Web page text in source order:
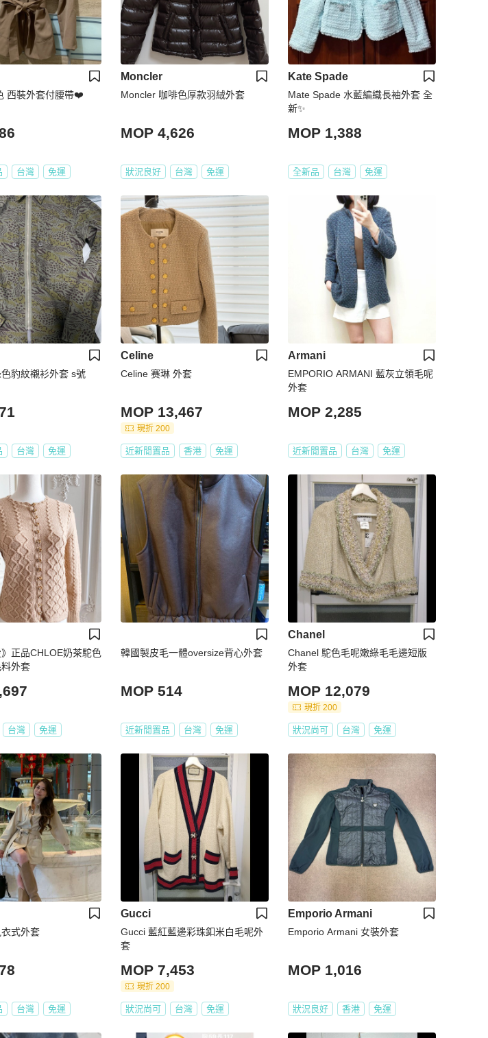
西裝外套付腰帶❤️
台灣 免運
Moncler
Moncler 咖啡色厚款羽絨外套
MOP 4,626
狀況良好 台灣 免運
Kate Spade
Mate Spade 水藍編織長袖外套 全
新✨
MOP 1,388
全新品 台灣 免運
豹紋襯衫外套 s號
台灣 免運
Celine
Celine 赛琳 外套
MOP 13,467
現折 200
近新閒置品 香港 免運
Armani
EMPORIO ARMANI 藍灰立領毛呢
外套
MOP 2,285
近新閒置品 台灣 免運
》正品CHLOE奶茶駝色
外套
台灣 免運
韓國製皮毛一體oversize背心外套
MOP 514
近新閒置品 台灣 免運
Chanel
Chanel 駝色毛呢嫩綠毛毛邊短版
外套
MOP 12,079
現折 200
狀況尚可 台灣 免運
式外套
台灣 免運
Gucci
Gucci 藍紅藍邊彩珠釦米白毛呢外
套
MOP 7,453
現折 200
狀況尚可 台灣 免運
Emporio Armani
Emporio Armani 女裝外套
MOP 1,016
狀況良好 香港 免運